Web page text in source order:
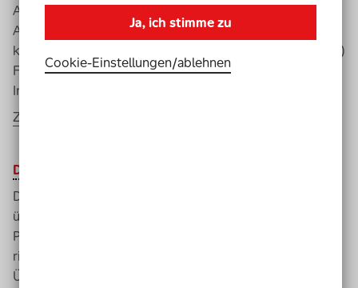
Aufenthalt in einer Gasteinrichtung im europäischen
Ausland ihre Kompetenzen erweitern. Zum anderen
können Organisationen ihre (haupt- und ehrenamtlichen)
Fachkräfte ins Ausland schicken, um sich zum Thema
Inklusion und Vielfalt weiterzubilden.
Zu "Erasmus+ Sport"
DBS
Der Deutsche Behindertensportverband (DBS) hat 2022
über 1.000 Aus-, Fort- und Weiterbildungsangebote im
Programm. Mit den zahlreichen Bildungsangeboten
richtet sich der
Übungsleiter*innen und Trainer*innen, die sich für
Ja, ich stimme zu
Cookie-Einstellungen­/­ablehnen